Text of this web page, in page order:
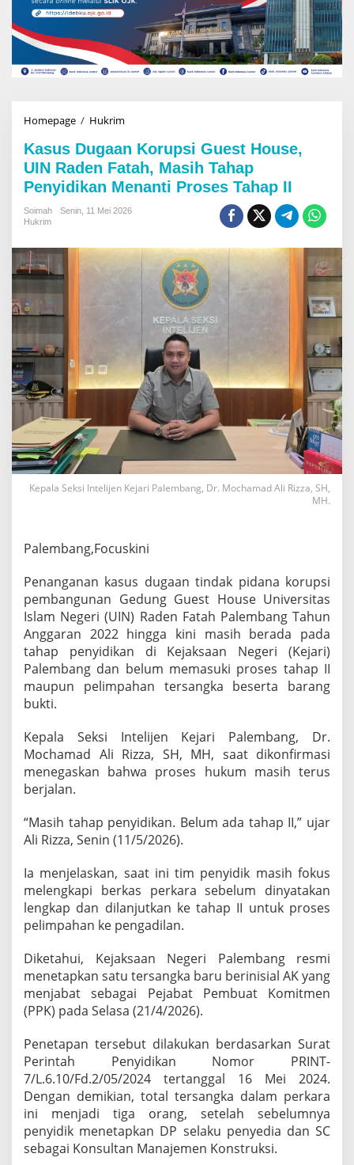
Homepage / Hukrim
s
u
s
D
u
a
i
G
u
s
t
o
u
s
I
R
a
d
e
n
F
a
t
a
M
a
s
a
h
a
P
e
n
i
i
k
a
n
M
n
a
n
i
P
r
o
Kasus Dugaan Korupsi Guest House,
UIN Raden Fatah, Masih Tahap
Penyidikan Menanti Proses Tahap II
Soimah
Senin, 11 Mei 2026
Hukrim
Kepala Seksi Intelijen Kejari Palembang, Dr. Mochamad Ali Rizza, SH,
MH.
Palembang,Focuskini
Penanganan kasus dugaan tindak pidana korupsi
pembangunan Gedung Guest House Universitas
Islam Negeri (UIN) Raden Fatah Palembang Tahun
Anggaran 2022 hingga kini masih berada pada
tahap penyidikan di Kejaksaan Negeri (Kejari)
Palembang dan belum memasuki proses tahap II
maupun pelimpahan tersangka beserta barang
bukti.
Kepala Seksi Intelijen Kejari Palembang, Dr.
Mochamad Ali Rizza, SH, MH, saat dikonfirmasi
menegaskan bahwa proses hukum masih terus
berjalan.
“Masih tahap penyidikan. Belum ada tahap II,” ujar
Ali Rizza, Senin (11/5/2026).
Ia menjelaskan, saat ini tim penyidik masih fokus
melengkapi berkas perkara sebelum dinyatakan
lengkap dan dilanjutkan ke tahap II untuk proses
pelimpahan ke pengadilan.
Diketahui, Kejaksaan Negeri Palembang resmi
menetapkan satu tersangka baru berinisial AK yang
menjabat sebagai Pejabat Pembuat Komitmen
(PPK) pada Selasa (21/4/2026).
Penetapan tersebut dilakukan berdasarkan Surat
Perintah Penyidikan Nomor PRINT-
7/L.6.10/Fd.2/05/2024 tertanggal 16 Mei 2024.
Dengan demikian, total tersangka dalam perkara
ini menjadi tiga orang, setelah sebelumnya
penyidik menetapkan DP selaku penyedia dan SC
sebagai Konsultan Manajemen Konstruksi.